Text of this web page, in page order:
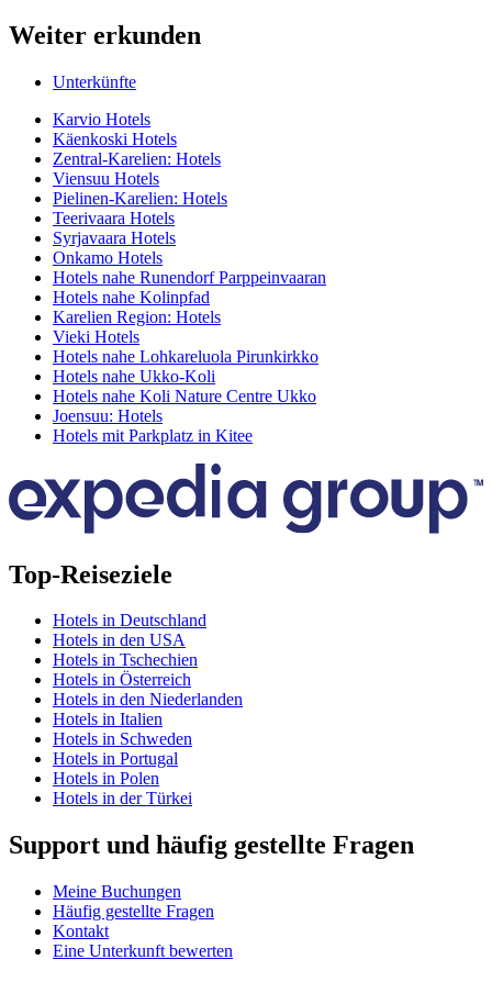
Weiter erkunden
Unterkünfte
Karvio Hotels
Käenkoski Hotels
Zentral-Karelien: Hotels
Viensuu Hotels
Pielinen-Karelien: Hotels
Teerivaara Hotels
Syrjavaara Hotels
Onkamo Hotels
Hotels nahe Runendorf Parppeinvaaran
Hotels nahe Kolinpfad
Karelien Region: Hotels
Vieki Hotels
Hotels nahe Lohkareluola Pirunkirkko
Hotels nahe Ukko-Koli
Hotels nahe Koli Nature Centre Ukko
Joensuu: Hotels
Hotels mit Parkplatz in Kitee
Top-Reiseziele
Hotels in Deutschland
Hotels in den USA
Hotels in Tschechien
Hotels in Österreich
Hotels in den Niederlanden
Hotels in Italien
Hotels in Schweden
Hotels in Portugal
Hotels in Polen
Hotels in der Türkei
Support und häufig gestellte Fragen
Meine Buchungen
Häufig gestellte Fragen
Kontakt
Eine Unterkunft bewerten